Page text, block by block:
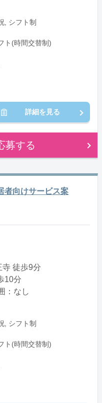
, シフト制
ト(時間交替制)
詳細を見る
募する
者向けサービス案
寺 徒歩9分
10分
：なし
, シフト制
ト(時間交替制)